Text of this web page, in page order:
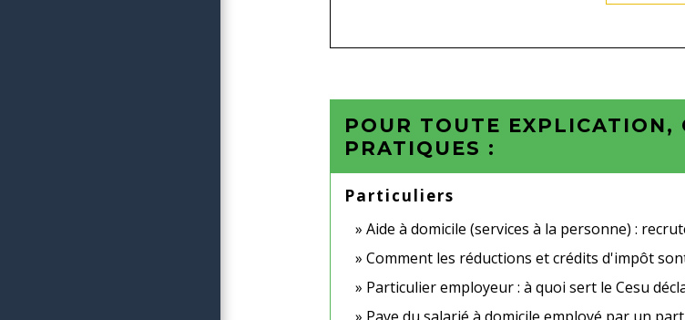
POUR TOUTE EXPLICATION,
PRATIQUES :
Particuliers
Aide à domicile (services à la personne) :
Comment les réductions et crédits d'impôt
Particulier employeur : à quoi sert le Cesu